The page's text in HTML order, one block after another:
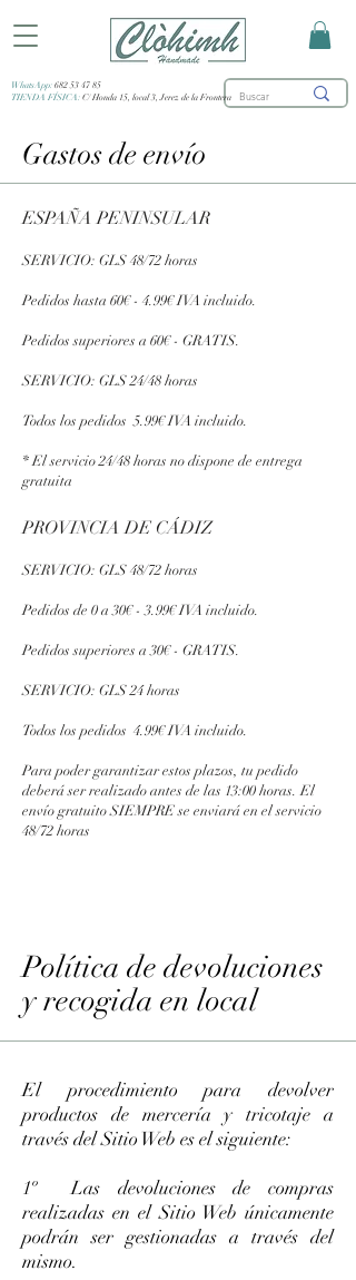
WhatsApp: 682 53 47 85
TIENDA FÍSICA: C/ Honda 15, local 3, Jerez de la Frontera
Gastos de envío
ESPAÑA PENINSULAR
SERVICIO: GLS 48/72 horas
Pedidos hasta 60€ - 4.99€ IVA incluido.
Pedidos superiores a 60€ - GRATIS.
SERVICIO: GLS 24/48 horas
Todos los pedidos 5.99€ IVA incluido.
* El servicio 24/48 horas no dispone de entrega
gratuita
PROVINCIA DE CÁDIZ
SERVICIO: GLS 48/72 horas
Pedidos de 0 a 30€ - 3.99€ IVA incluido.
Pedidos superiores a 30€ - GRATIS.
SERVICIO: GLS 24 horas
Todos los pedidos 4.99€ IVA incluido.
Para poder garantizar estos plazos, tu pedido
deberá ser realizado antes de las 13:00 horas.El
envío gratuito SIEMPRE se enviará en el servicio
48/72 horas
Política de devoluciones
y recogida en local
El procedimiento para devolver
productos de mercería y tricotaje a
través del Sitio Web es el siguiente:
1º Las devoluciones de compras
realizadas en el Sitio Web únicamente
podrán ser gestionadas a través del
mismo.